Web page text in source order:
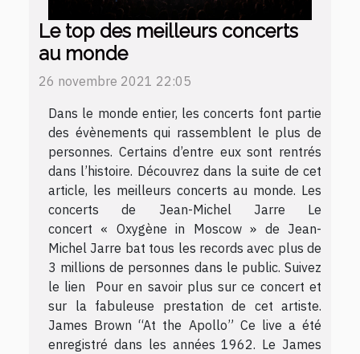
Le top des meilleurs concerts
au monde
26 novembre 2021 22:05
Dans le monde entier, les concerts font partie
des évènements qui rassemblent le plus de
personnes. Certains d’entre eux sont rentrés
dans l’histoire. Découvrez dans la suite de cet
article, les meilleurs concerts au monde. Les
concerts de Jean-Michel Jarre Le
concert « Oxygène in Moscow » de Jean-
Michel Jarre bat tous les records avec plus de
3 millions de personnes dans le public. Suivez
le lien Pour en savoir plus sur ce concert et
sur la fabuleuse prestation de cet artiste.
James Brown “At the Apollo” Ce live a été
enregistré dans les années 1962. Le James